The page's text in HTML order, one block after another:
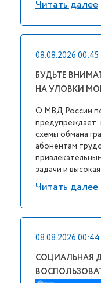
Читать далее
08.08.2026 00:45
БУДЬТЕ
НА УЛОВКИ
О МВД России
схемы обмана
абонентам
задачи и
Читать далее
08.08.2026 00:44
СОЦИАЛЬНАЯ